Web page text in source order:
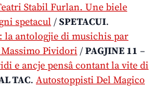
Stabil Furlan. Une biele
spetacul / SPETACUI.
antologjie di musichis par
Pividori / PAGJINE 11 –
e ancje pensâ contant la vite di
TAC. Autostoppisti Del Magico